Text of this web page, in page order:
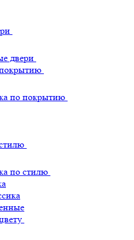
двери
по покрытию
по стилю